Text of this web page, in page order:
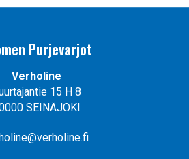
Purjevarjot
Verholine
15 H 8
SEINÄJOKI